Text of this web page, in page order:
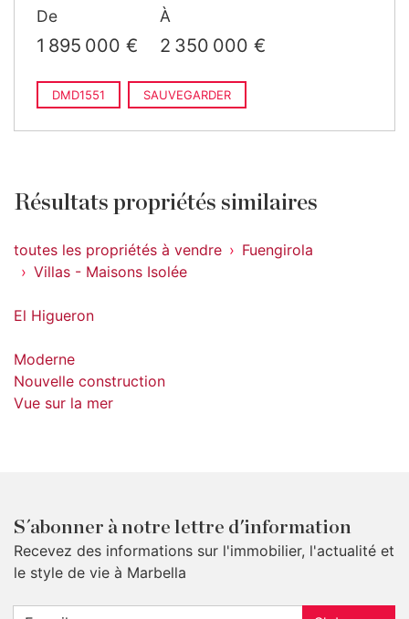
De
1 895 000 €
À
2 350 000 €
DMD1551 SAUVEGARDER
Résultats propriétés similaires
toutes les propriétés à vendre
Fuengirola
Villas - Maisons Isolée
El Higueron
Moderne
Nouvelle construction
Vue sur la mer
S´abonner à notre lettre d'information
Recevez des informations sur l'immobilier, l'actualité et
le style de vie à Marbella